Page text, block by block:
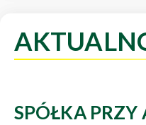
SPÓŁKA PRZY